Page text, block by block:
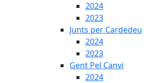
2024
2023
Junts per Cardedeu
2024
2023
Gent Pel Canvi
2024